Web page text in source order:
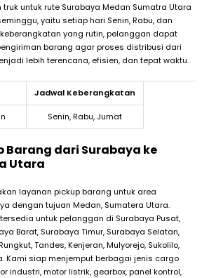
untuk rute Surabaya Medan Sumatra Utara
yaitu setiap hari Senin, Rabu, dan
yang rutin, pelanggan dapat
barang agar proses distribusi dari
lebih terencana, efisien, dan tepat waktu.
Jadwal Keberangkatan
Senin, Rabu, Jumat
Barang dari Surabaya ke
Utara
layanan pickup barang untuk area
dengan tujuan Medan, Sumatera Utara.
untuk pelanggan di Surabaya Pusat,
Barat, Surabaya Timur, Surabaya Selatan,
Tandes, Kenjeran, Mulyorejo, Sukolilo,
Kami siap menjemput berbagai jenis cargo
industri, motor listrik, gearbox, panel kontrol,